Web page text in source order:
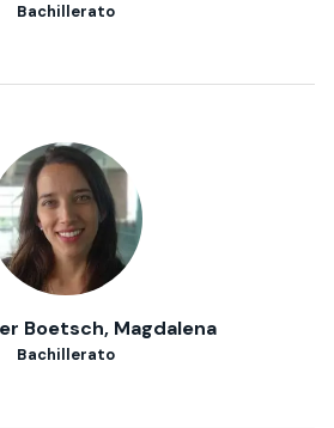
Bachillerato
Boetsch, Magdalena
Bachillerato